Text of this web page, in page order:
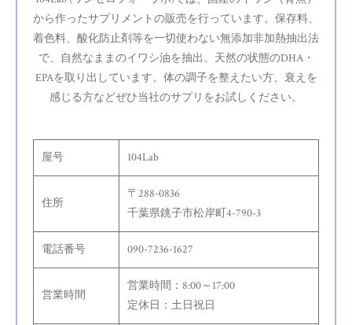
から作ったサプリメントの販売を行っています。保存料、
着色料、酸化防止剤等を一切使わない無添加非加熱抽出法
で、自然なままのイワシ油を抽出。天然の状態のDHA・
EPAを取り出しています。体の調子を整えたい方、衰えを
感じる方などぜひ当社のサプリをお試しください。
屋号 104Lab
住所
〒288-0836
千葉県銚子市松岸町4-790-3
電話番号 090-7236-1627
営業時間
営業時間：8:00～17:00
定休日：土日祝日